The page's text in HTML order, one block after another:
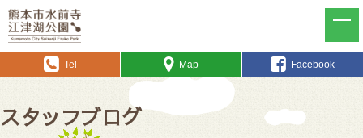
Tel Map Facebook
スタッフブログ